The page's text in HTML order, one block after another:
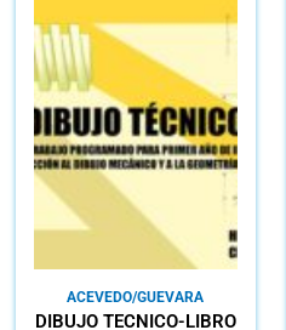
ACEVEDO/GUEVARA
DIBUJO TÉCNICO-LIBRO